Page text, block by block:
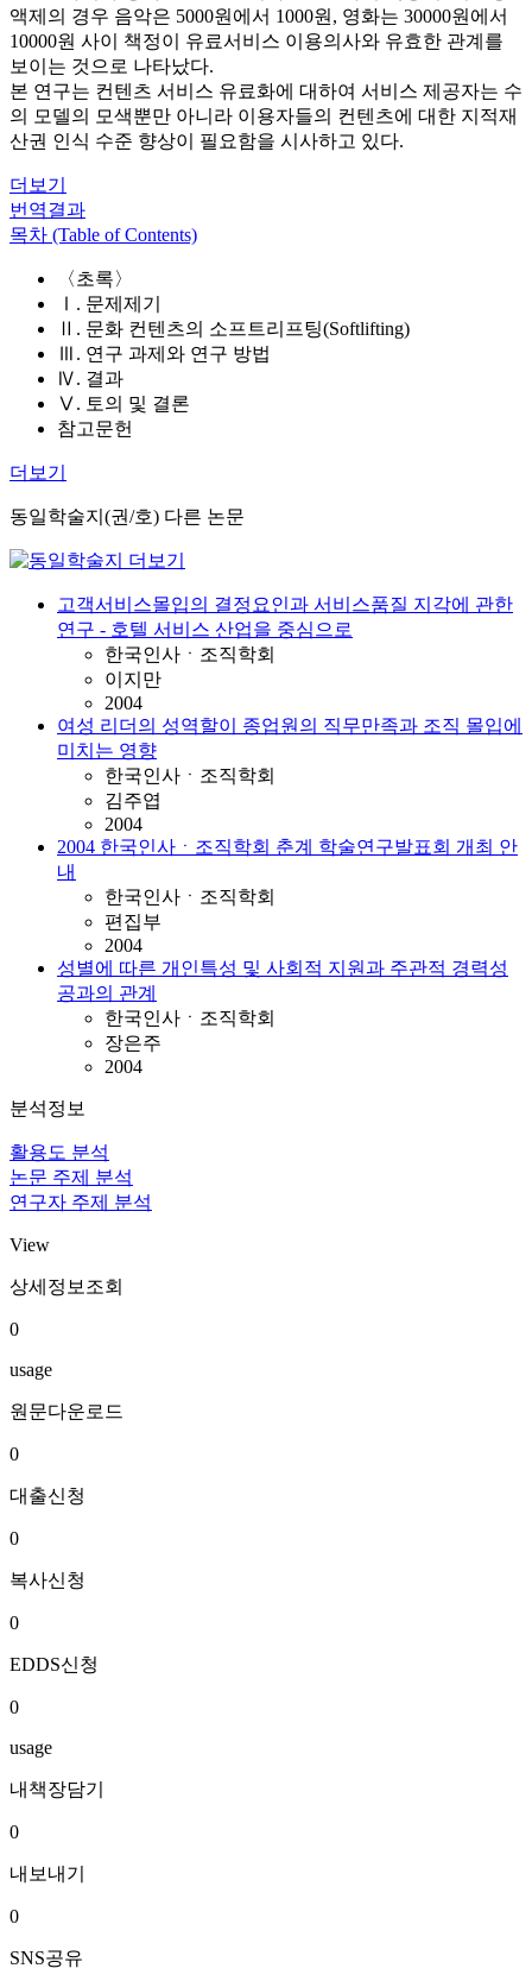
액제의 경우 음악은 5000원에서 1000원, 영화는 30000원에서
10000원 사이 책정이 유료서비스 이용의사와 유효한 관계를
보이는 것으로 나타났다.
본 연구는 컨텐츠 서비스 유료화에 대하여 서비스 제공자는 수
의 모델의 모색뿐만 아니라 이용자들의 컨텐츠에 대한 지적재
산권 인식 수준 향상이 필요함을 시사하고 있다.
더보기
번역결과
목차 (Table of Contents)
〈초록〉
Ⅰ. 문제제기
Ⅱ. 문화 컨텐츠의 소프트리프팅(Softlifting)
Ⅲ. 연구 과제와 연구 방법
Ⅳ. 결과
Ⅴ. 토의 및 결론
참고문헌
더보기
동일학술지(권/호) 다른 논문
고객서비스몰입의 결정요인과 서비스품질 지각에 관한
연구 - 호텔 서비스 산업을 중심으로
한국인사ㆍ조직학회
이지만
2004
여성 리더의 성역할이 종업원의 직무만족과 조직 몰입에
미치는 영향
한국인사ㆍ조직학회
김주엽
2004
2004 한국인사ㆍ조직학회 춘계 학술연구발표회 개최 안
내
한국인사ㆍ조직학회
편집부
2004
성별에 따른 개인특성 및 사회적 지원과 주관적 경력성
공과의 관계
한국인사ㆍ조직학회
장은주
2004
분석정보
활용도 분석
논문 주제 분석
연구자 주제 분석
View
상세정보조회
0
usage
원문다운로드
0
대출신청
0
복사신청
0
EDDS신청
0
usage
내책장담기
0
내보내기
0
SNS공유